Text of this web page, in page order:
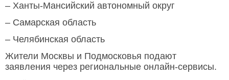
– Ханты-Мансийский автономный округ
– Самарская область
– Челябинская область
Жители Москвы и Подмосковья подают
заявления через региональные онлайн-сервисы.